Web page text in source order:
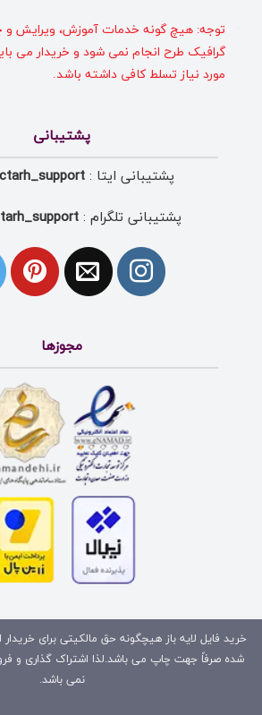
توجه: هیچ گونه خدمات آموزش، ویرایش
گرافیک طرح انجام نمی شود و خریدار می
مورد نیاز تسلط کافی داشته باشد.
پشتیبانی
پشتیبانی ایتا :
پشتیبانی تلگرام :
مجوزها
خرید فایل لایه باز هیچگونه حق مالکیتی برای خریدار
شده صرفاً جهت چاپ می باشد.لذا اشتراک گذاری و
نمی باشد.